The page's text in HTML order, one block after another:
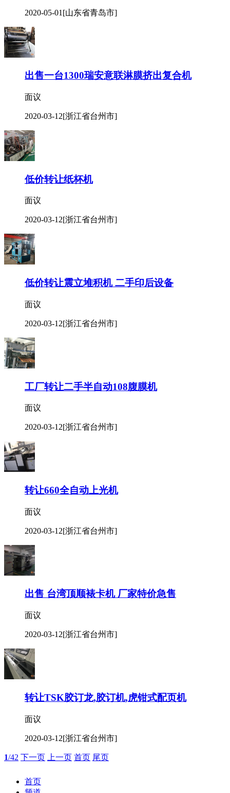
2020-05-01 [山东省青岛市]
出售一台1300瑞安意联淋膜挤出复合机
面议
2020-03-12[浙江省台州市]
低价转让纸杯机
面议
2020-03-12[浙江省台州市]
低价转让震立堆积机 二手印后设备
面议
2020-03-12[浙江省台州市]
工厂转让二手半自动108腹膜机
面议
2020-03-12[浙江省台州市]
转让660全自动上光机
面议
2020-03-12[浙江省台州市]
出售 台湾顶顺裱卡机 厂家特价急售
面议
2020-03-12[浙江省台州市]
转让TSK胶订龙,胶订机,虎钳式配页机
面议
2020-03-12[浙江省台州市]
1/42 下一页 上一页 首页 尾页
首页